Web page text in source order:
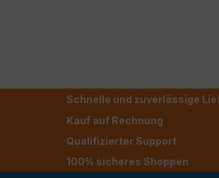
Schnelle und zuverlässige
Kauf auf Rechnung
Qualifizierter Support
100% sicheres Shoppen